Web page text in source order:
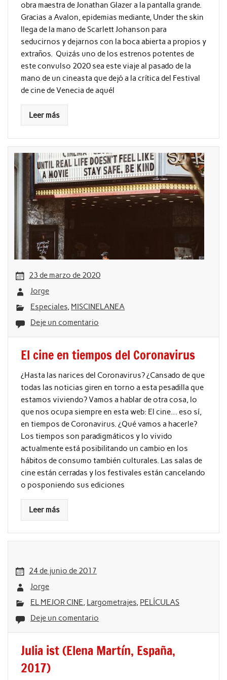
obra maestra de Jonathan Glazer a la pantalla grande.
Gracias a Avalon, epidemias mediante, Under the skin
llega de la mano de Scarlett Johanson para
seducirnos y dejarnos con la boca abierta a propios y
extraños. Quizás uno de los estrenos potentes de
este convulso 2020 sea este viaje al pasado de la
mano de un cineasta que dejó a la crítica del Festival
de cine de Venecia de aquél
Leer más
23 de marzo de 2020
Jorge
Especiales, MISCINELANEA
Deje un comentario
El cine en tiempos del Coronavirus
¿Hasta las narices del Coronavirus? ¿Cansado de que
todas las noticias giren en torno a esta pesadilla que
estamos viviendo? Vamos a hablar de otra cosa, lo
que nos ocupa siempre en esta web: El cine… eso sí,
en tiempos de Coronavirus. ¿Qué vamos a hacerle?
Los tiempos son paradigmáticos y lo vivido
actualmente está posibilitando un cambio en los
hábitos de consumo también culturales. Las salas de
cine están cerradas y los festivales están cancelando
o posponiendo sus ediciones
Leer más
24 de junio de 2017
Jorge
EL MEJOR CINE, Largometrajes, PELÍCULAS
Deje un comentario
Julia ist (Elena Martín, España,
2017)